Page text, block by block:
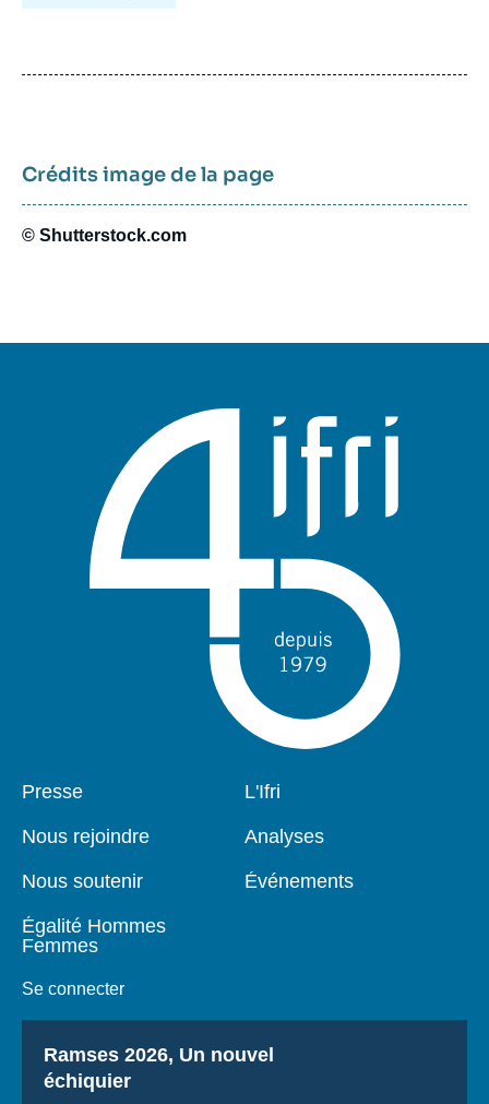
Crédits image de la page
© Shutterstock.com
Pied
Presse
Nous rejoindre
Nous soutenir
Égalité Hommes
Femmes
Se connecter
Navigation
L'Ifri
Analyses
Événements
Titre
Ramses 2026, Un nouvel
échiquier